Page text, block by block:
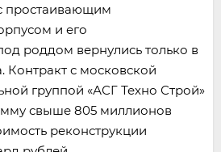
простаивающим
и его
роддом вернулись только в
Контракт с московской
группой «АСГ Техно Строй»
свыше 805 миллионов
реконструкции